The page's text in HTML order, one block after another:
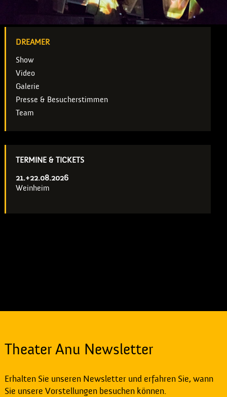
DREAMER
Show
Video
Galerie
Presse & Besucherstimmen
Team
TERMINE & TICKETS
21.+22.08.2026
Weinheim
Theater Anu Newsletter
Erhalten Sie unseren Newsletter und erfahren Sie, wann
Sie unsere Vorstellungen besuchen können.